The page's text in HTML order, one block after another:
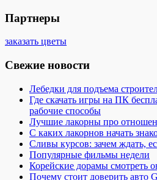
Партнеры
заказать цветы
Свежие новости
Лебедки для подъема
Где скачать игры на ПК
рабочие способы
Лучшие лакорны про
С каких лакорнов начать
Сливы курсов: зачем ждать,
Популярные фильмы недели
Корейские дорамы смотреть
Почему стоит доверить авто